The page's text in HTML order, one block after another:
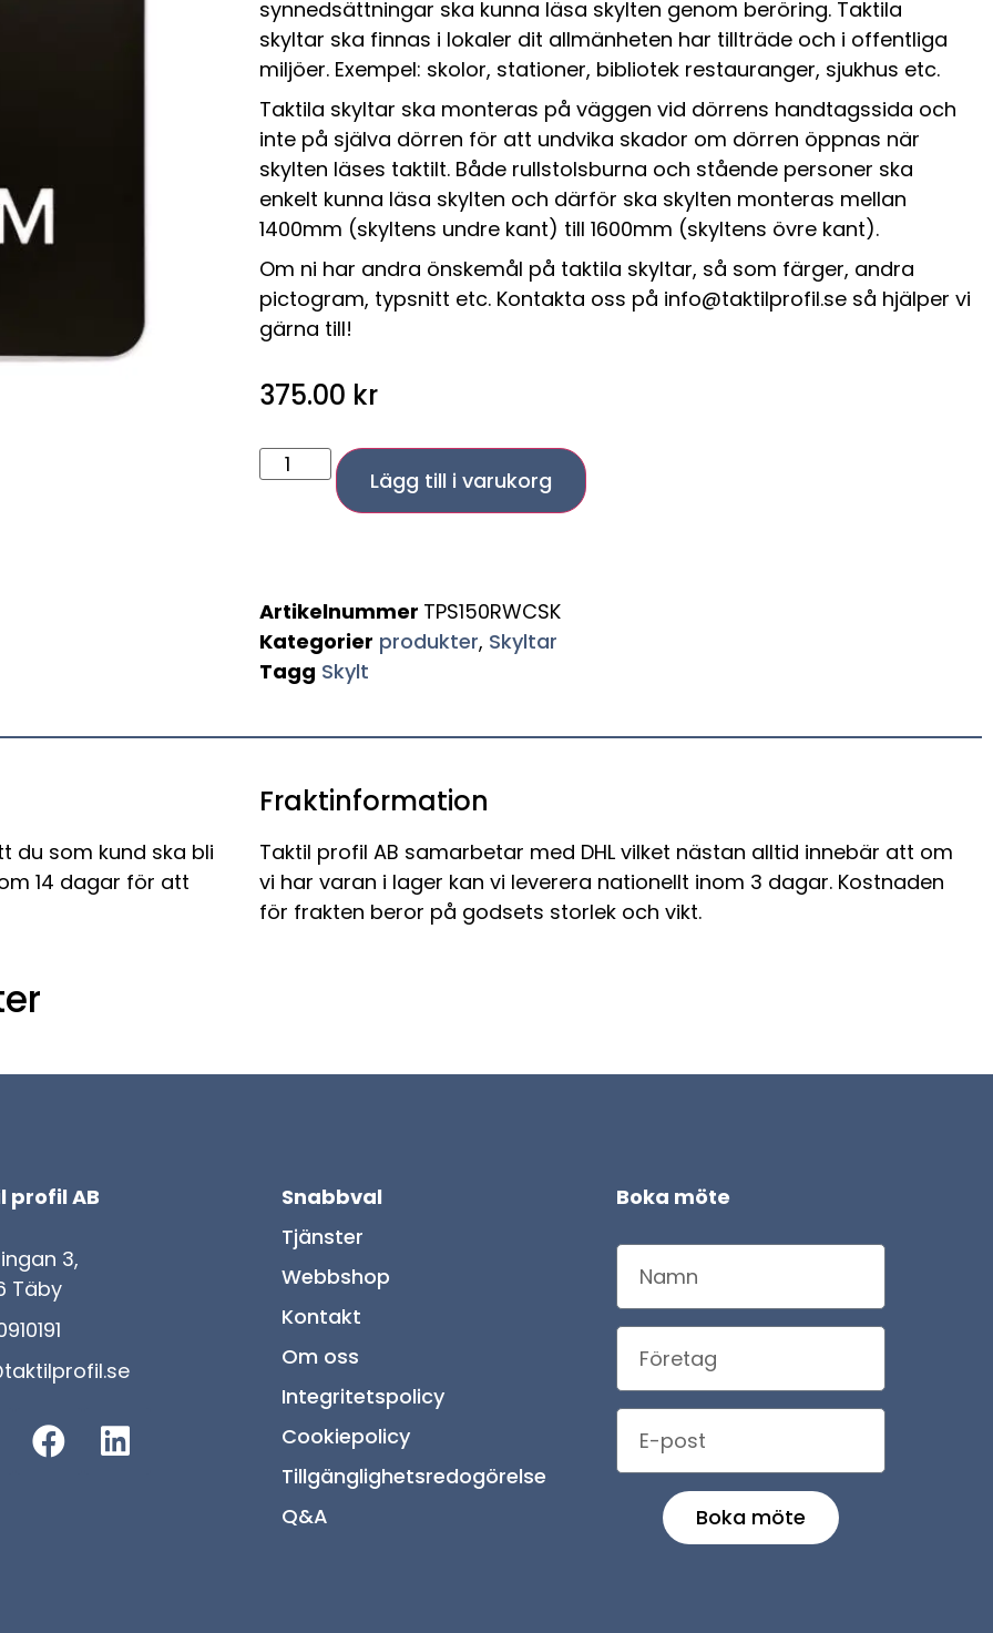
synnedsättningar ska kunna läsa skylten genom beröring. Taktila
skyltar ska finnas i lokaler dit allmänheten har tillträde och i offentliga
miljöer. Exempel: skolor, stationer, bibliotek restauranger, sjukhus etc.
Taktila skyltar ska monteras på väggen vid dörrens handtagssida och
inte på själva dörren för att undvika skador om dörren öppnas när
skylten läses taktilt. Både rullstolsburna och stående personer ska
enkelt kunna läsa skylten och därför ska skylten monteras mellan
1400mm (skyltens undre kant) till 1600mm (skyltens övre kant).
Om ni har andra önskemål på taktila skyltar, så som färger, andra
pictogram, typsnitt etc. Kontakta oss på info@taktilprofil.se så hjälper vi
gärna till!
375.00 kr
Lägg till i varukorg
Artikelnummer TPS150RWCSK
Kategorier produkter, Skyltar
Tagg Skylt
du som kund ska bli
14 dagar för att
Fraktinformation
Taktil profil AB samarbetar med DHL vilket nästan alltid innebär att om
vi har varan i lager kan vi leverera nationellt inom 3 dagar. Kostnaden
för frakten beror på godsets storlek och vikt.
profil AB
3,
Täby
Snabbval
Tjänster
Webbshop
Kontakt
Om oss
Integritetspolicy
Cookiepolicy
Tillgänglighetsredogörelse
Q&A
Boka möte
Boka möte